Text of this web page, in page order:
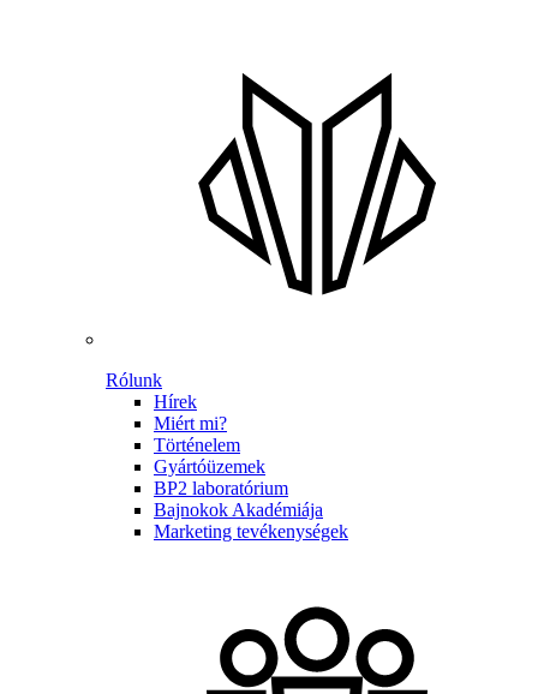
Rólunk
Hírek
Miért mi?
Történelem
Gyártóüzemek
BP2 laboratórium
Bajnokok Akadémiája
Marketing tevékenységek